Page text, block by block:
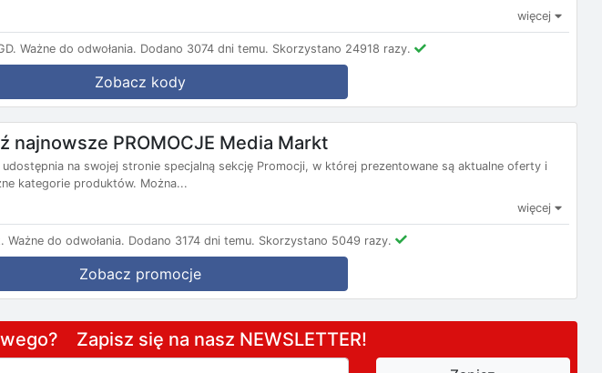
więcej
Ważne do odwołania. Dodano 3074 dni temu. Skorzystano 24918 razy.
Zobacz kody
najnowsze PROMOCJE Media Markt
udostępnia na swojej stronie specjalną sekcję Promocji, w której prezentowane są aktualne oferty i
kategorie produktów. Można...
więcej
Ważne do odwołania. Dodano 3174 dni temu. Skorzystano 5049 razy.
Zobacz promocje
Zapisz się na nasz NEWSLETTER!